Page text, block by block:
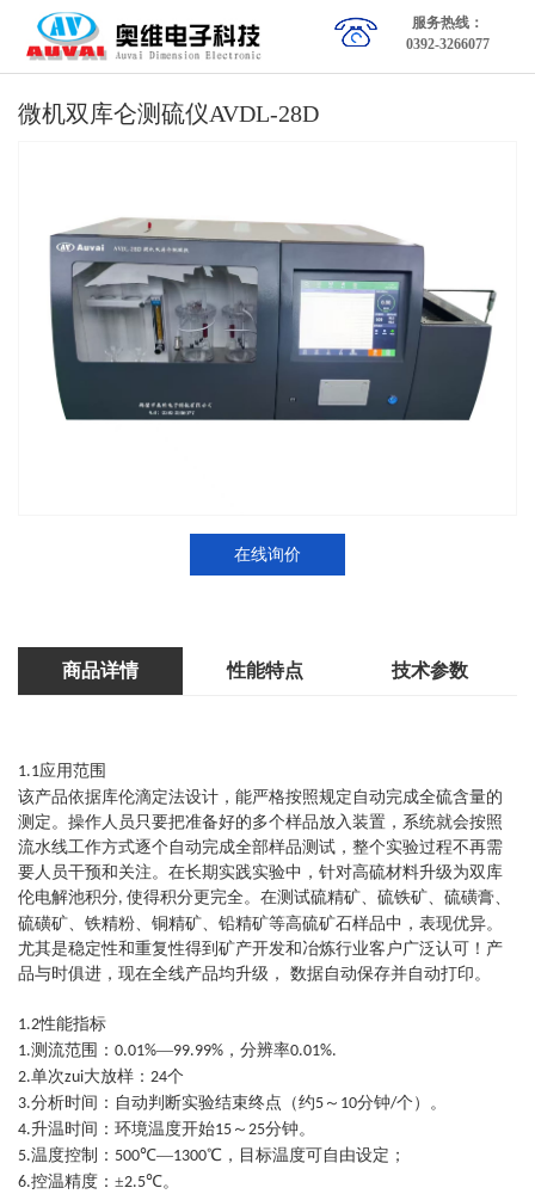
服务热线：
0392-3266077
微机双库仑测硫仪AVDL-28D
在线询价
商品详情 性能特点 技术参数
1.1应用范围
该产品依据库伦滴定法设计，能严格按照规定自动完成全硫含量的
测定。操作人员只要把准备好的多个样品放入装置，系统就会按照
流水线工作方式逐个自动完成全部样品测试，整个实验过程不再需
要人员干预和关注。在长期实践实验中，针对高硫材料升级为双库
伦电解池积分, 使得积分更完全。在测试硫精矿、硫铁矿、硫磺膏、
硫磺矿、铁精粉、铜精矿、铅精矿等高硫矿石样品中，表现优异。
尤其是稳定性和重复性得到矿产开发和冶炼行业客户广泛认可！产
品与时俱进，现在全线产品均升级， 数据自动保存并自动打印。
1.2性能指标
1.测流范围： 0.01%—99.99% ，分辨率0.01%.
2.单次zui大放样： 24个
3.分析时间：自动判断实验结束终点（约5 ～ 10分钟/个）。
4.升温时间：环境温度开始15 ～ 25分钟。
5.温度控制： 500℃—1300℃，目标温度可自由设定；
6.控温精度：±2.5℃。